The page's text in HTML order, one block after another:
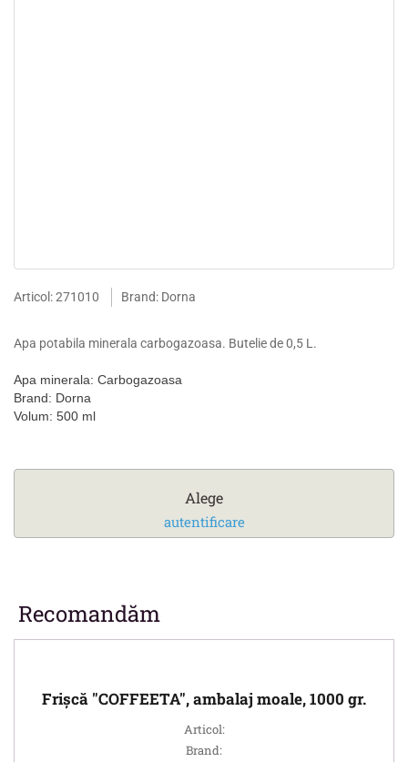
Articol: 271010 Brand: Dorna
Apa potabila minerala carbogazoasa. Butelie de 0,5 L.
Apa minerala: Carbogazoasa
Brand: Dorna
Volum: 500 ml
Alege
autentificare
Recomandăm
Frișcă "COFFEETA", ambalaj moale, 1000 gr.
Articol:
Brand: